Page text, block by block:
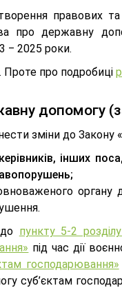
правових та
про державну
‒ 2025 роки.
про подробиці
допомогу
зміни до
інших
органу
пункту 5-2
під час дії
господарювання»
суб’єктам